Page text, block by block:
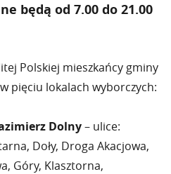
będą od 7.00 do 21.00
Polskiej mieszkańcy gminy
pięciu lokalach wyborczych:
Dolny– ulice:
Doły, Droga Akacjowa,
Góry, Klasztorna,